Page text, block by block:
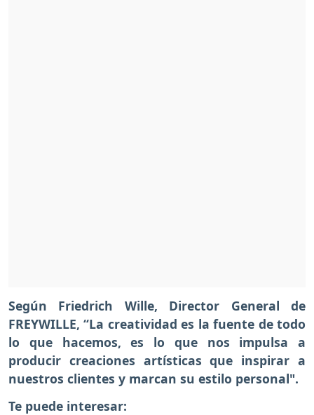
Según Friedrich Wille, Director General de
FREYWILLE, “La creatividad es la fuente de todo
lo que hacemos, es lo que nos impulsa a
producir creaciones artísticas que inspirar a
nuestros clientes y marcan su estilo personal".
Te puede interesar: